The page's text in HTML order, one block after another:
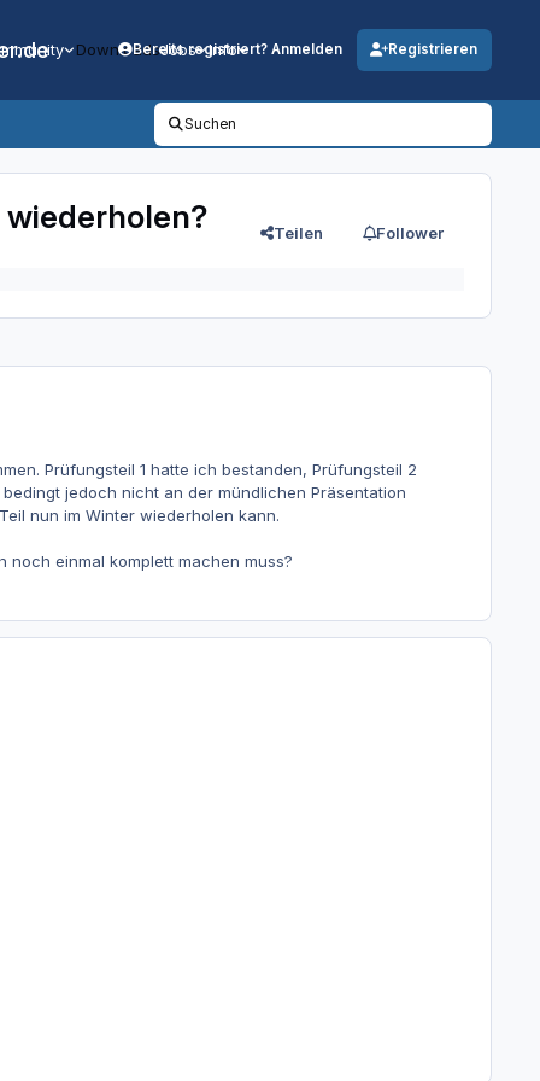
DownloadsJobs Info
Bereits registriert? Anmelden Registrieren
Suchen
Teilen Follower
Prüfungsteil 1 hatte ich bestanden, Prüfungsteil 2
jedoch nicht an der mündlichen Präsentation
nun im Winter wiederholen kann.
einmal komplett machen muss?